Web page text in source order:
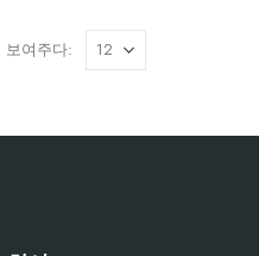
보여주다: